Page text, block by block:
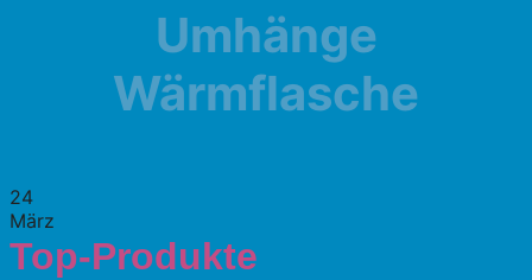
Umhänge
Wärmflasche
24
März
Top-Produkte